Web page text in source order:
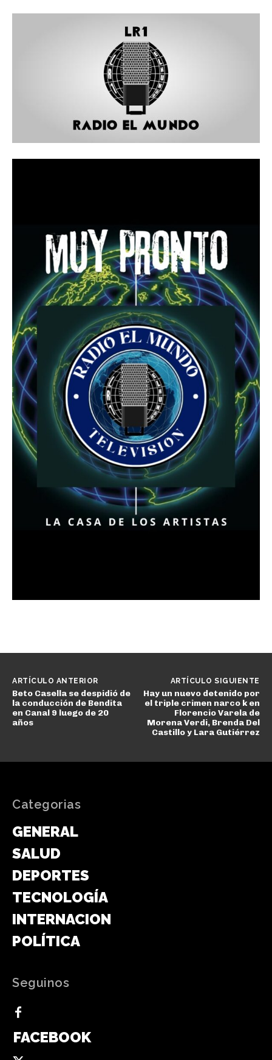
ARTÍCULO ANTERIOR
Beto Casella se despidió de
la conducción de Bendita
en Canal 9 luego de 20
años
ARTÍCULO SIGUIENTE
Hay un nuevo detenido por
el triple crimen narco k en
Florencio Varela de
Morena Verdi, Brenda Del
Castillo y Lara Gutiérrez
Categorias
GENERAL
SALUD
DEPORTES
TECNOLOGÍA
INTERNACIONAL
POLÍTICA
Seguinos
FACEBOOK